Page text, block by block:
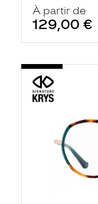
À partir de
129,00 €